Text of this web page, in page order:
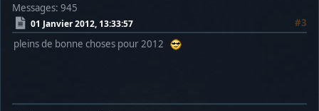
Messages: 945
01 Janvier 2012, 13:33:57
#3
pleins de bonne choses pour 2012